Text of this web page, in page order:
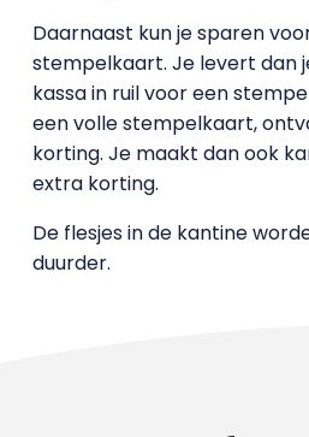
Daarnaast kun je sparen
stempelkaart. Je levert dan
kassa in ruil voor een
een volle stempelkaart,
korting. Je maakt dan ook
extra korting.
De flesjes in de kantine
duurder.